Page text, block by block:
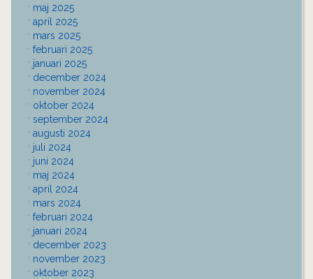
maj 2025
april 2025
mars 2025
februari 2025
januari 2025
december 2024
november 2024
oktober 2024
september 2024
augusti 2024
juli 2024
juni 2024
maj 2024
april 2024
mars 2024
februari 2024
januari 2024
december 2023
november 2023
oktober 2023